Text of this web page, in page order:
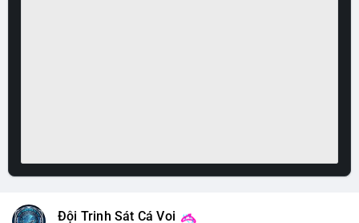
Đội Trinh Sát Cá Voi